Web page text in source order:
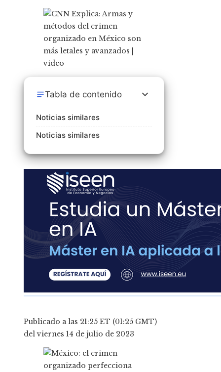
Tabla de contenido
Noticias similares
Noticias similares
Publicado a las 21:25 ET (01:25 GMT)
del viernes 14 de julio de 2023